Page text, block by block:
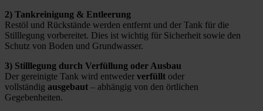
2) Tankreinigung & Entleerung
Restöl und Rückstände werden entfernt und der Tank für die
Stilllegung vorbereitet. Dies ist wichtig für Sicherheit sowie den
Schutz von Boden und Grundwasser.
3) Stilllegung durch Verfüllung oder Ausbau
Der gereinigte Tank wird entweder verfüllt oder
vollständig ausgebaut – abhängig von den örtlichen
Gegebenheiten.